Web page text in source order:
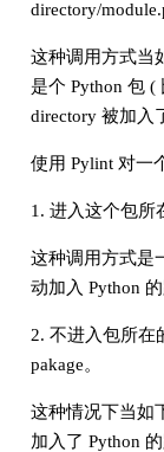
directory/
这种调用方式当
是个 Python 包 (
directory 被加入
使用 Pylint 对一
1. 进入这个包所
这种调用方式是
动加入 Python 的
2. 不进入包所在
pakage。
这种情况下当如
加入了 Python